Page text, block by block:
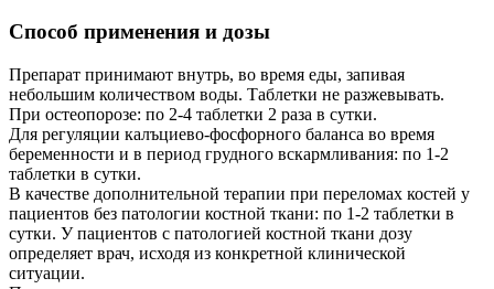
Способ применения и дозы
Препарат принимают внутрь, во время еды, запивая
небольшим количеством воды. Таблетки не разжевывать.
При остеопорозе: по 2-4 таблетки 2 раза в сутки.
Для регуляции калъциево-фосфорного баланса во время
беременности и в период грудного вскармливания: по 1-2
таблетки в сутки.
В качестве дополнительной терапии при переломах костей у
пациентов без патологии костной ткани: по 1-2 таблетки в
сутки. У пациентов с патологией костной ткани дозу
определяет врач, исходя из конкретной клинической
ситуации.